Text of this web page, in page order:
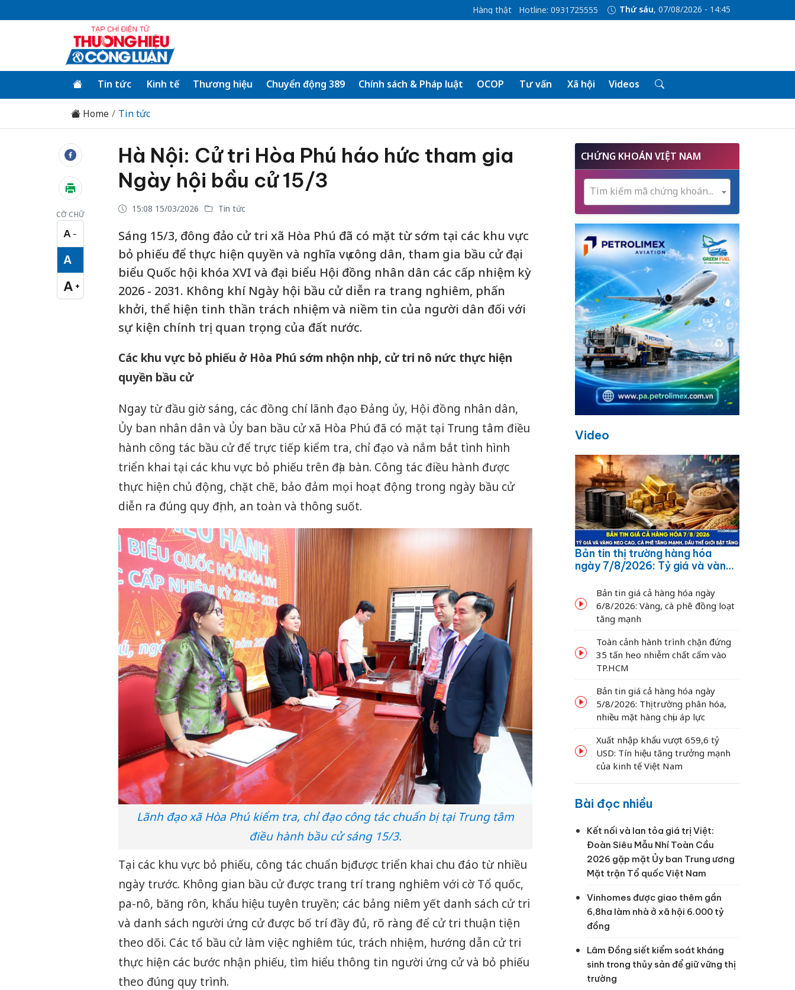
Hàng thật Hotline: 0931725555 Thứ sáu, 07/08/2026 - 14:45
Tin tức Kinh tế Thương hiệu Chuyển động 389 Chính sách & Pháp luật OCOP Tư vấn Xã hội Videos
Home Tin tức
CỠ CHỮ
A −
Cỡ chữ nhỏ
A
Cỡ chữ vừa
A +
Cỡ chữ lớn
Hà Nội: Cử tri Hòa Phú háo hức tham gia
Ngày hội bầu cử 15/3
15:08 15/03/2026 Tin tức
Sáng 15/3, đông đảo cử tri xã Hòa Phú đã có mặt từ sớm tại các khu vực
bỏ phiếu để thực hiện quyền và nghĩa vụ công dân, tham gia bầu cử đại
biểu Quốc hội khóa XVI và đại biểu Hội đồng nhân dân các cấp nhiệm kỳ
2026 - 2031. Không khí Ngày hội bầu cử diễn ra trang nghiêm, phấn
khởi, thể hiện tinh thần trách nhiệm và niềm tin của người dân đối với
sự kiện chính trị quan trọng của đất nước.
Các khu vực bỏ phiếu ở Hòa Phú sớm nhộn nhịp, cử tri nô nức thực hiện
quyền bầu cử
Ngay từ đầu giờ sáng, các đồng chí lãnh đạo Đảng ủy, Hội đồng nhân dân,
Ủy ban nhân dân và Ủy ban bầu cử xã Hòa Phú đã có mặt tại Trung tâm điều
hành công tác bầu cử để trực tiếp kiểm tra, chỉ đạo và nắm bắt tình hình
triển khai tại các khu vực bỏ phiếu trên địa bàn. Công tác điều hành được
thực hiện chủ động, chặt chẽ, bảo đảm mọi hoạt động trong ngày bầu cử
diễn ra đúng quy định, an toàn và thông suốt.
Lãnh đạo xã Hòa Phú kiểm tra, chỉ đạo công tác chuẩn bị tại Trung tâm
điều hành bầu cử sáng 15/3.
Tại các khu vực bỏ phiếu, công tác chuẩn bị được triển khai chu đáo từ nhiều
ngày trước. Không gian bầu cử được trang trí trang nghiêm với cờ Tổ quốc,
pa-nô, băng rôn, khẩu hiệu tuyên truyền; các bảng niêm yết danh sách cử tri
và danh sách người ứng cử được bố trí đầy đủ, rõ ràng để cử tri thuận tiện
theo dõi. Các tổ bầu cử làm việc nghiêm túc, trách nhiệm, hướng dẫn cử tri
thực hiện các bước nhận phiếu, tìm hiểu thông tin người ứng cử và bỏ phiếu
theo đúng quy trình.
CHỨNG KHOÁN VIỆT NAM
Tìm kiếm mã chứng khoán...
Video
Bản tin thị trường hàng hóa
ngày 7/8/2026: Tỷ giá và vàng
dầu thế giới bật tăng
Bản tin giá cả hàng hóa ngày
6/8/2026: Vàng, cà phê đồng loạt
tăng mạnh
Toàn cảnh hành trình chặn đứng
35 tấn heo nhiễm chất cấm vào
TP.HCM
Bản tin giá cả hàng hóa ngày
5/8/2026: Thị trường phân hóa,
nhiều mặt hàng chịu áp lực
Xuất nhập khẩu vượt 659,6 tỷ
USD: Tín hiệu tăng trưởng mạnh
của kinh tế Việt Nam
Bài đọc nhiều
Kết nối và lan tỏa giá trị Việt:
Đoàn Siêu Mẫu Nhí Toàn Cầu
2026 gặp mặt Ủy ban Trung ương
Mặt trận Tổ quốc Việt Nam
Vinhomes được giao thêm gần
6,8ha làm nhà ở xã hội 6.000 tỷ
đồng
Lâm Đồng siết kiểm soát kháng
sinh trong thủy sản để giữ vững thị
trường